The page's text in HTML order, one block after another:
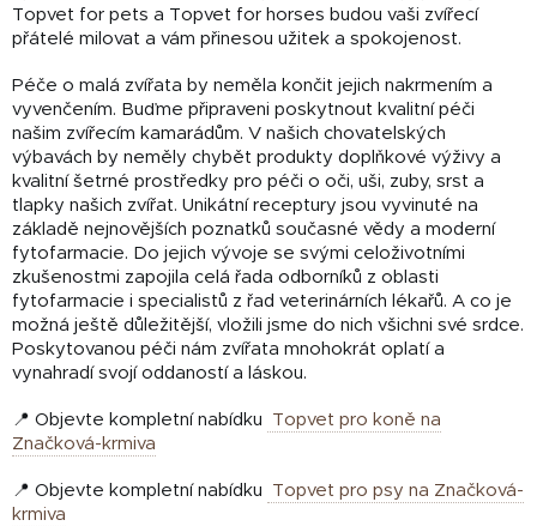
Topvet for pets a Topvet for horses budou vaši zvířecí
přátelé milovat a vám přinesou užitek a spokojenost.
Péče o malá zvířata by neměla končit jejich nakrmením a
vyvenčením. Buďme připraveni poskytnout kvalitní péči
našim zvířecím kamarádům. V našich chovatelských
výbavách by neměly chybět produkty doplňkové výživy a
kvalitní šetrné prostředky pro péči o oči, uši, zuby, srst a
tlapky našich zvířat. Unikátní receptury jsou vyvinuté na
základě nejnovějších poznatků současné vědy a moderní
fytofarmacie. Do jejich vývoje se svými celoživotními
zkušenostmi zapojila celá řada odborníků z oblasti
fytofarmacie i specialistů z řad veterinárních lékařů. A co je
možná ještě důležitější, vložili jsme do nich všichni své srdce.
Poskytovanou péči nám zvířata mnohokrát oplatí a
vynahradí svojí oddaností a láskou.
📍 Objevte kompletní nabídku
Topvet pro koně na
Značková-krmiva
📍 Objevte kompletní nabídku
Topvet pro psy na Značková-
krmiva